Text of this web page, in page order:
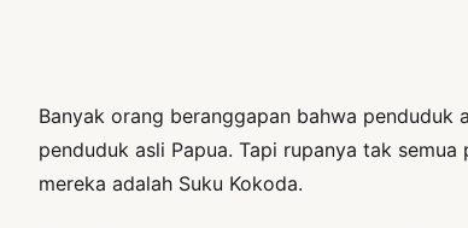
Banyak orang beranggapan bahwa penduduk
penduduk asli Papua. Tapi rupanya tak
mereka adalah Suku Kokoda.